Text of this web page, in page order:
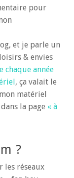
pour
et je parle un
& envies
chaque année
, ça valait le
matériel
la page « à
?
les réseaux